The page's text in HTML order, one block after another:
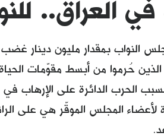
في العراق..
النواب بمقدار مليون دينار
حُرموا من أبسط مقوّمات
الحرب الدائرة على
لأعضاء المجلس الموقّر هي على